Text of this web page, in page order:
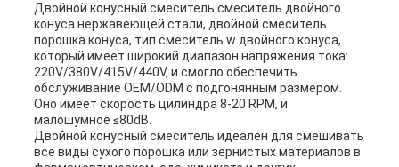
Двойной конусный смеситель смеситель двойного
конуса нержавеющей стали, двойной смеситель
порошка конуса, тип смеситель w двойного конуса,
который имеет широкий диапазон напряжения тока:
220V/380V/415V/440V, и смогло обеспечить
обслуживание OEM/ODM с подгонянным размером.
Оно имеет скорость цилиндра 8-20 RPM, и
малошумное ≤80dB.
Двойной конусный смеситель идеален для смешивать
все виды сухого порошка или зернистых материалов в